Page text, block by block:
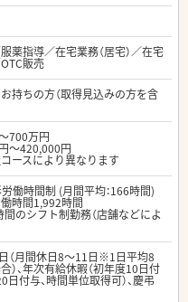
薬指導／在宅業務（居宅）／在宅
OTC販売
持ちの方（取得見込みの方を含
700万円
～420,000円
ースにより異なります
働時間制 (月間平均：166時間)
時間1,992時間
のシフト制勤務（店舗などによ
（月間休日8～11日※1日平均8
）、年次有給休暇（初年度10日付
日付与、時間単位取得可）、慶弔